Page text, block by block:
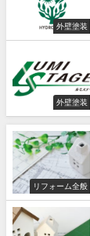
外壁塗装
外壁塗装
リフォーム全般